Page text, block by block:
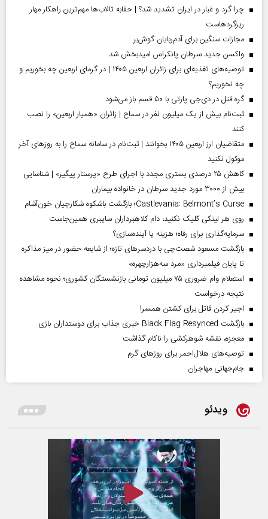
چرا گرد و غبار در ایران تشدید شد؟ | حقابه تالاب‌ها مهم‌ترین راهکار مهار
ریزگردهاست
مجازات سنگین برای آدم‌ربایان گوش‌بر
واکسن جدید سرطان پانکراس امیدبخش شد
توصیه‌های تغذیه‌ای برای زائران اربعین ۱۴۰۵ | در گرمای اربعین چه بخوریم و
چه نخوریم؟
گره قتل در دی‌جی پارتی با ۵۰ قسم باز می‌شود
ثبت‌نام بیش از یک میلیون نفر در سماح | زائران «همیار اربعین» را نصب
کنند
متقاضیان ارز اربعین ۱۴۰۵ بخوانند | ثبت‌نام در سامانه سماح را به روز‌های آخر
موکول نکنید
کاهش ۲۵ درصدی بستری مجدد با اجرای طرح «پرستار پیگیر» | شناسایی
بیش از ۳۰۰۰ مورد جدید سرطان در خانواده بیماران
Castlevania: Belmont’s Curse؛ بازگشت باشکوه شکارچیان خون‌آشام
روی هر لینکی کلیک نکنید، دام کلاهبرداران سایبری همین‌جاست
سرمایه‌گذاری برای رفاه؛ هزینه یا آینده‌سازی؟
بازگشت مسعود شصت‌چی با دردسر‌های تازه؛ از شایعه حضور در میز مذاکره
تا پایان فیلمبرداری «مرد سه‌هزارچهره»
استعلام وام ضروری ۷۵ میلیون تومانی بازنشستگان کشوری؛ نحوه مشاهده
نتیجه درخواست
اجیر کردن قاتل برای کشتن همسر!
بازگشت Black Flag Resynced خبری جذاب برای دوستداران بازی
معجزه، نقشه شوهرکشی را ناکام گذاشت
توصیه‌های هلال‌احمر برای روز‌های گرم
جام‌جهانی مهاجران
ویدئو